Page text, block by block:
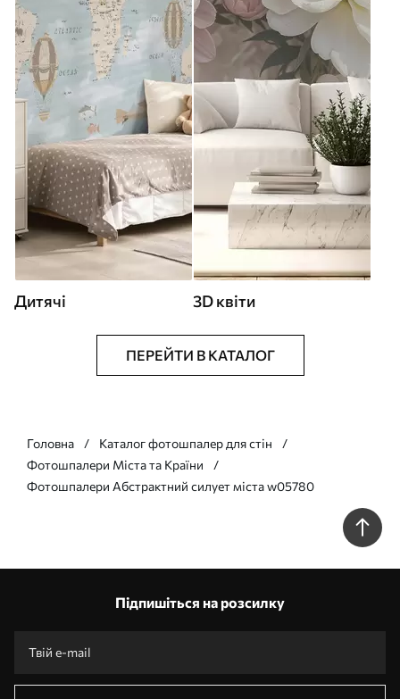
Дитячі 3D квіти
ПЕРЕЙТИ В КАТАЛОГ
Головна
Каталог фотошпалер для стін
Фотошпалери Міста та Країни
Фотошпалери Абстрактний силует міста w05780
Підпишіться на розсилку